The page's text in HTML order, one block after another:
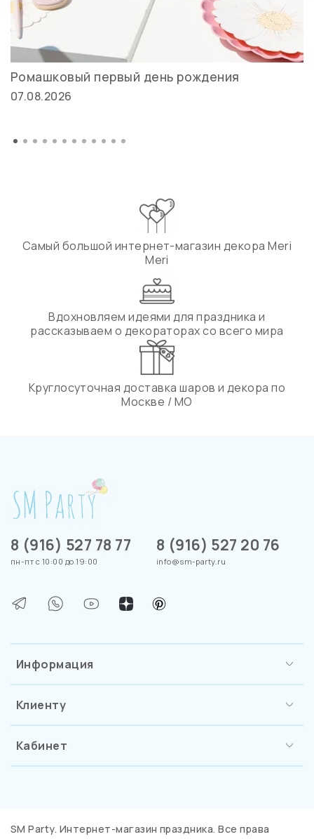
Ромашковый первый день рождения
07.08.2026
Самый большой интернет-магазин декора Meri
Meri
Вдохновляем идеями для праздника и
рассказываем о декораторах со всего мира
Круглосуточная доставка шаров и декора по
Москве / МО
Информация
Клиенту
Кабинет
8 (916) 527 78 77
пн-пт с 10:00 до 19:00
8 (916) 527 20 76
info@sm-party.ru
SM Party. Интернет-магазин праздника. Все права